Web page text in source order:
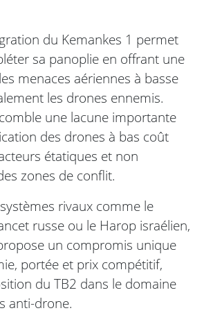
du Kemankes 1 permet
sa panoplie en offrant une
menaces aériennes à basse
les drones ennemis.
une lacune importante
des drones à bas coût
étatiques et non
zones de conflit.
rivaux comme le
russe ou le Harop israélien,
un compromis unique
portée et prix compétitif,
du TB2 dans le domaine
anti-drone.